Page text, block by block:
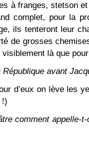
à franges, stetson
complet, pour la
ils tenteront leur
de grosses
là que
République avant
d’eux on lève les
!)
comment appelle-